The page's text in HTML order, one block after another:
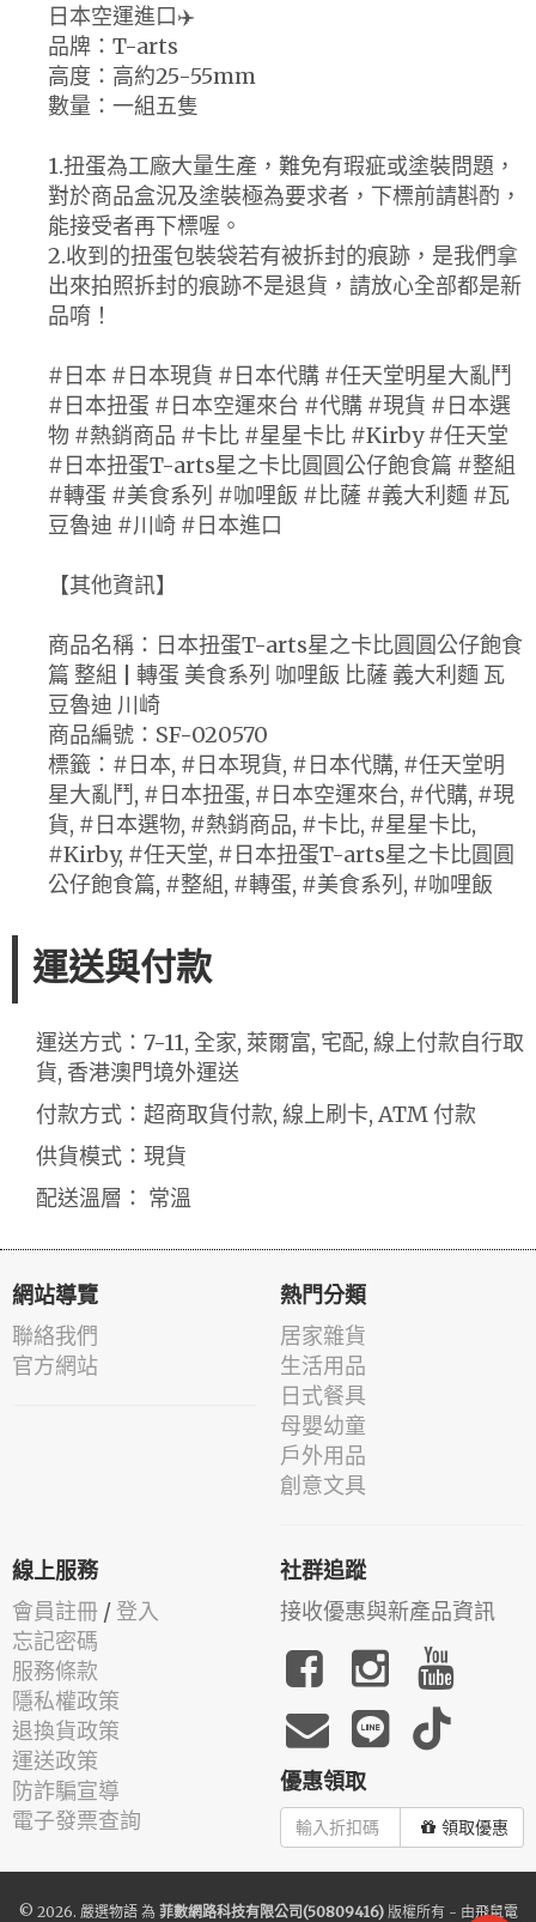
日本空運進口✈️
品牌：T-arts
高度：高約25-55mm
數量：一組五隻
1.扭蛋為工廠大量生產，難免有瑕疵或塗裝問題，
對於商品盒況及塗裝極為要求者，下標前請斟酌，
能接受者再下標喔。
2.收到的扭蛋包裝袋若有被拆封的痕跡，是我們拿
出來拍照拆封的痕跡不是退貨，請放心全部都是新
品唷！
#日本 #日本現貨 #日本代購 #任天堂明星大亂鬥
#日本扭蛋 #日本空運來台 #代購 #現貨 #日本選
物 #熱銷商品 #卡比 #星星卡比 #Kirby #任天堂
#日本扭蛋T-arts星之卡比圓圓公仔飽食篇 #整組
#轉蛋 #美食系列 #咖哩飯 #比薩 #義大利麵 #瓦
豆魯迪 #川崎 #日本進口
【其他資訊】
商品名稱：日本扭蛋T-arts星之卡比圓圓公仔飽食
篇 整組 | 轉蛋 美食系列 咖哩飯 比薩 義大利麵 瓦
豆魯迪 川崎
商品編號：SF-020570
標籤：#日本, #日本現貨, #日本代購, #任天堂明
星大亂鬥, #日本扭蛋, #日本空運來台, #代購, #現
貨, #日本選物, #熱銷商品, #卡比, #星星卡比,
#Kirby, #任天堂, #日本扭蛋T-arts星之卡比圓圓
公仔飽食篇, #整組, #轉蛋, #美食系列, #咖哩飯
運送與付款
運送方式：7-11, 全家, 萊爾富, 宅配, 線上付款自行取
貨, 香港澳門境外運送
付款方式：超商取貨付款, 線上刷卡, ATM 付款
供貨模式：現貨
配送溫層： 常溫
網站導覽
聯絡我們
官方網站
熱門分類
居家雜貨
生活用品
日式餐具
母嬰幼童
戶外用品
創意文具
線上服務
會員註冊 / 登入
忘記密碼
服務條款
隱私權政策
退換貨政策
運送政策
防詐騙宣導
電子發票查詢
社群追蹤
接收優惠與新產品資訊
優惠領取
領取優惠
© 2026. 嚴選物語為 菲數網路科技有限公司(50809416)版權所有 - 由飛鼠電